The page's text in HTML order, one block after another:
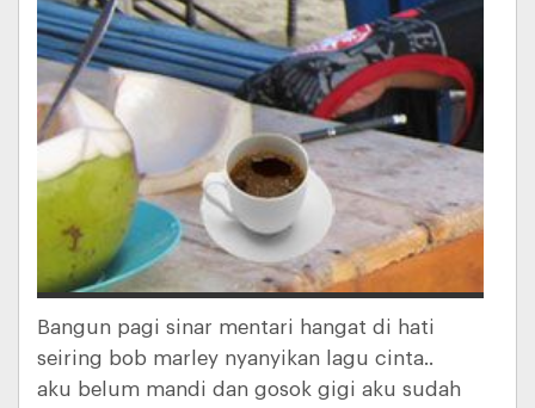
Bangun pagi sinar mentari hangat di hati
seiring bob marley nyanyikan lagu cinta..
aku belum mandi dan gosok gigi aku sudah